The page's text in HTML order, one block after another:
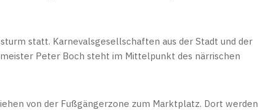
statt. Karnevalsgesellschaften aus der Stadt und der
Peter Boch steht im Mittelpunkt des närrischen
von der Fußgängerzone zum Marktplatz. Dort werden